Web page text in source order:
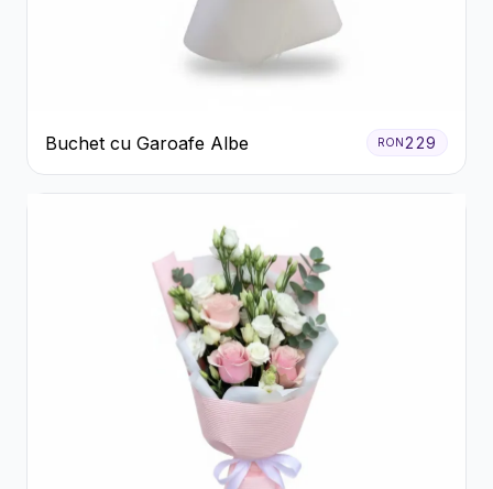
Buchet cu Garoafe Albe RON229